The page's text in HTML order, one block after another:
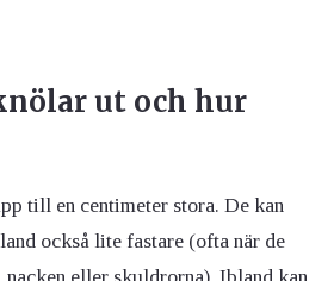
ut och hur
till en centimeter stora. De kan
också lite fastare (ofta när de
eller skuldrorna). Ibland kan